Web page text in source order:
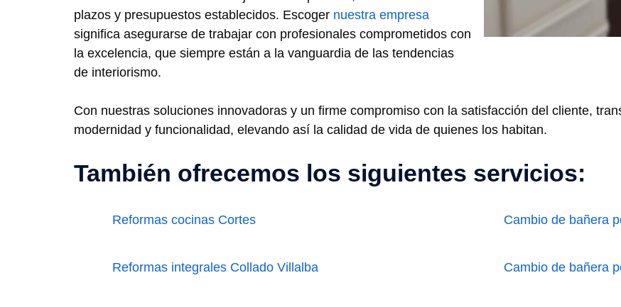
plazos y presupuestos establecidos. Escoger nuestra empresa
significa asegurarse de trabajar con profesionales comprometidos con
la excelencia, que siempre están a la vanguardia de las tendencias
de interiorismo.
Con nuestras soluciones innovadoras y un firme compromiso con la satisfacción del cliente,
modernidad y funcionalidad, elevando así la calidad de vida de quienes los habitan.
También ofrecemos los siguientes servicios:
Reformas cocinas Cortes Cambio de bañera
Reformas integrales Collado Villalba Cambio de bañera